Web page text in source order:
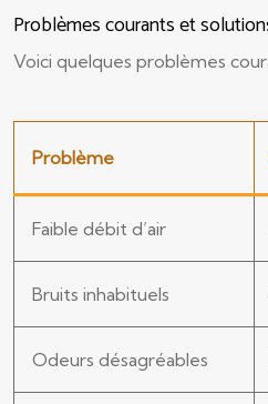
Problèmes courants et
Voici quelques problèmes
Problème
Faible débit d’air
Bruits inhabituels
Odeurs désagréables